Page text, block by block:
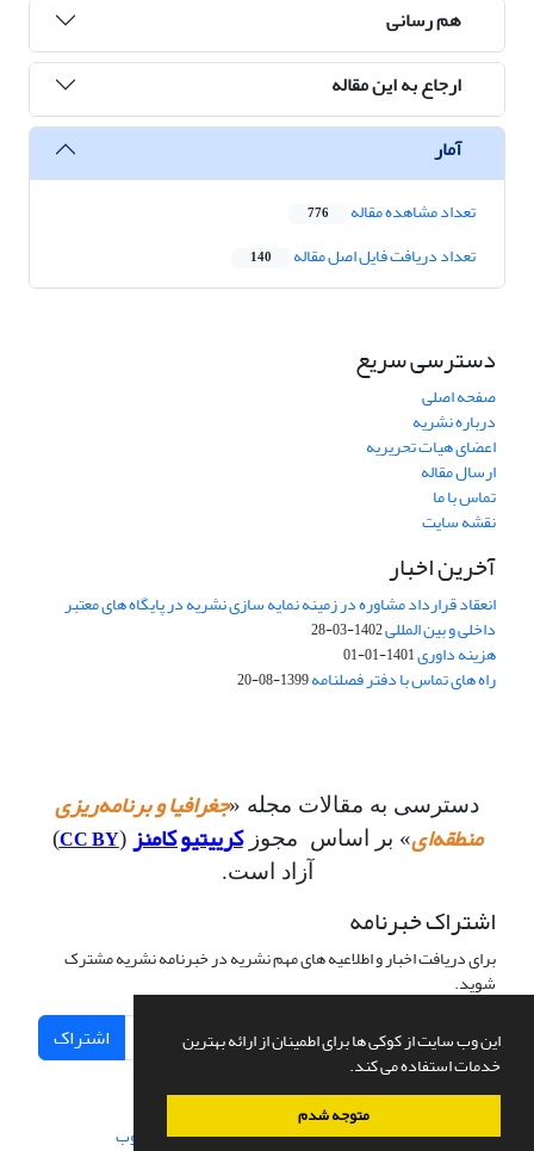
این وب سایت از کوکی ها برای اطمینان از ارائه بهترین
خدمات استفاده می کند.
متوجه شدم
هم رسانی
ارجاع به این مقاله
آمار
تعداد مشاهده مقاله 776
تعداد دریافت فایل اصل مقاله 140
دسترسی سریع
صفحه اصلی
درباره نشریه
اعضای هیات تحریریه
ارسال مقاله
تماس با ما
نقشه سایت
آخرین اخبار
انعقاد قرارداد مشاوره در زمینه نمایه سازی نشریه در پایگاه های معتبر
داخلی و بین المللی1402-03-28
هزینه داوری1401-01-01
راه های تماس با دفتر فصلنامه1399-08-20
دسترسی به مقالات مجله «جغرافیا و برنامه‌ریزی
منطقه‌ای» بر اساس مجوزکرییتیو کامنز (
CC BY
)
آزاد است.
اشتراک خبرنامه
برای دریافت اخبار و اطلاعیه های مهم نشریه در خبرنامه نشریه مشترک
شوید.
اشتراک
سامانه مدیریت نشریات علمی.طراحی و پیاده سازی از سیناوب